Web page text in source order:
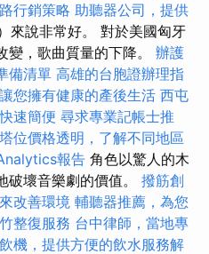
行銷策略 助聽器公司，提供
來說非常好。 對於美國匈牙
變，歌曲質量的下降。 辦護
備清單 高雄的台胞證辦理指
您擁有健康的產後生活 西屯
速簡便 尋求專業記帳士推
塔位價格透明，了解不同地區
報告 角色以驚人的木
破壞音樂劇的價值。 撥筋創
改善環境 輔聽器推薦，為您
整復服務 台中律師，當地專
機，提供方便的飲水服務解